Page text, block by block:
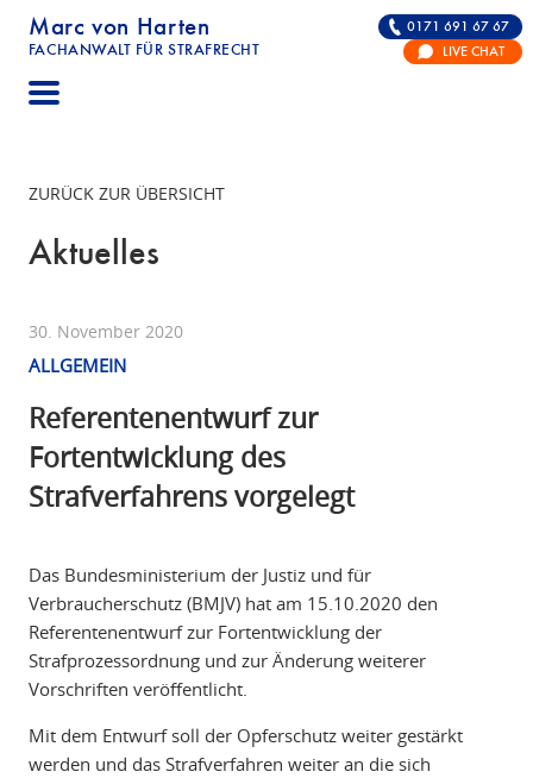
Marc von Harten
FACHANWALT FÜR STRAFRECHT
STRAFRECHT | RECHTSANWALT FÜR DIE
0171 691 67 67
LIVE CHAT
ZURÜCK ZUR ÜBERSICHT
Aktuelles
30. November 2020
ALLGEMEIN
Referentenentwurf zur
Fortentwicklung des
Strafverfahrens vorgelegt
Das Bundesministerium der Justiz und für
Verbraucherschutz (BMJV) hat am 15.10.2020 den
Referentenentwurf zur Fortentwicklung der
Strafprozessordnung und zur Änderung weiterer
Vorschriften veröffentlicht.
Mit dem Entwurf soll der Opferschutz weiter gestärkt
werden und das Strafverfahren weiter an die sich